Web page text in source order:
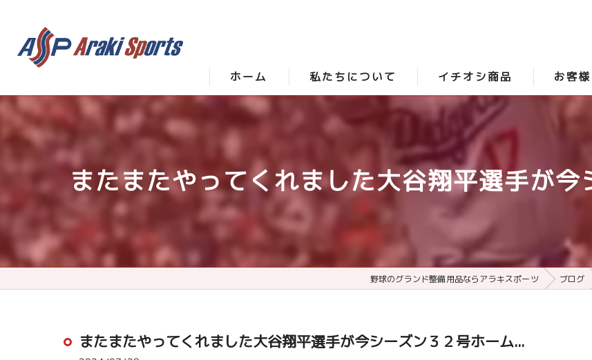
ホーム 私たちについて
スタッフ紹介
よくある質問
イチオシ商品
時短砂 -アクシスプロ-
最強グランド整備 -サンダーバード-
お客
またまたやってくれました大谷翔平選手が
野球のグランド整備用品ならアラキスポーツ ブログ
またまたやってくれました大谷翔平選手が今シーズン３２号ホーム...